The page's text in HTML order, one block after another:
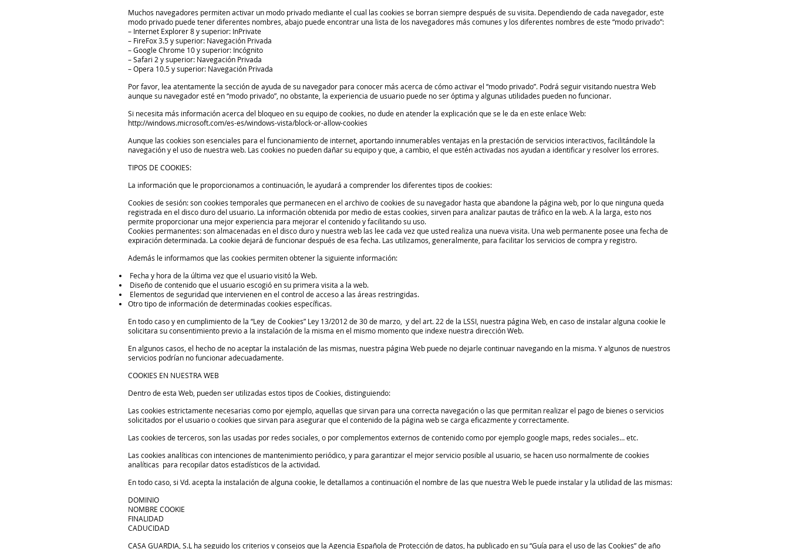
Muchos navegadores permiten activar un modo privado mediante el cual las cookies se borran siempre después de su visita. Dependiendo de cada navegador, este
modo privado puede tener diferentes nombres, abajo puede encontrar una lista de los navegadores más comunes y los diferentes nombres de este “modo privado”:
– Internet Explorer 8 y superior: InPrivate
– FireFox 3.5 y superior: Navegación Privada
– Google Chrome 10 y superior: Incógnito
– Safari 2 y superior: Navegación Privada
– Opera 10.5 y superior: Navegación Privada
Por favor, lea atentamente la sección de ayuda de su navegador para conocer más acerca de cómo activar el “modo privado”. Podrá seguir visitando nuestra Web
aunque su navegador esté en “modo privado”, no obstante, la experiencia de usuario puede no ser óptima y algunas utilidades pueden no funcionar.
Si necesita más información acerca del bloqueo en su equipo de cookies, no dude en atender la explicación que se le da en este enlace Web:
http://windows.microsoft.com/es-es/windows-vista/block-or-allow-cookies
Aunque las cookies son esenciales para el funcionamiento de internet, aportando innumerables ventajas en la prestación de servicios interactivos, facilitándole la
navegación y el uso de nuestra web. Las cookies no pueden dañar su equipo y que, a cambio, el que estén activadas nos ayudan a identificar y resolver los errores.
TIPOS DE COOKIES:
La información que le proporcionamos a continuación, le ayudará a comprender los diferentes tipos de cookies:
Cookies de sesión: son cookies temporales que permanecen en el archivo de cookies de su navegador hasta que abandone la página web, por lo que ninguna queda
registrada en el disco duro del usuario. La información obtenida por medio de estas cookies, sirven para analizar pautas de tráfico en la web. A la larga, esto nos
permite proporcionar una mejor experiencia para mejorar el contenido y facilitando su uso.
Cookies permanentes: son almacenadas en el disco duro y nuestra web las lee cada vez que usted realiza una nueva visita. Una web permanente posee una fecha de
expiración determinada. La cookie dejará de funcionar después de esa fecha. Las utilizamos, generalmente, para facilitar los servicios de compra y registro.
Además le informamos que las cookies permiten obtener la siguiente información:
Fecha y hora de la última vez que el usuario visitó la Web.
Diseño de contenido que el usuario escogió en su primera visita a la web.
Elementos de seguridad que intervienen en el control de acceso a las áreas restringidas.
Otro tipo de información de determinadas cookies específicas.
En todo caso y en cumplimiento de la “Ley de Cookies” Ley 13/2012 de 30 de marzo, y del art. 22 de la LSSI, nuestra página Web, en caso de instalar alguna cookie le
solicitara su consentimiento previo a la instalación de la misma en el mismo momento que indexe nuestra dirección Web.
En algunos casos, el hecho de no aceptar la instalación de las mismas, nuestra página Web puede no dejarle continuar navegando en la misma. Y algunos de nuestros
servicios podrían no funcionar adecuadamente.
COOKIES EN NUESTRA WEB
Dentro de esta Web, pueden ser utilizadas estos tipos de Cookies, distinguiendo:
Las cookies estrictamente necesarias como por ejemplo, aquellas que sirvan para una correcta navegación o las que permitan realizar el pago de bienes o servicios
solicitados por el usuario o cookies que sirvan para asegurar que el contenido de la página web se carga eficazmente y correctamente.
Las cookies de terceros, son las usadas por redes sociales, o por complementos externos de contenido como por ejemplo google maps, redes sociales… etc.
Las cookies analíticas con intenciones de mantenimiento periódico, y para garantizar el mejor servicio posible al usuario, se hacen uso normalmente de cookies
analíticas para recopilar datos estadísticos de la actividad.
En todo caso, si Vd. acepta la instalación de alguna cookie, le detallamos a continuación el nombre de las que nuestra Web le puede instalar y la utilidad de las mismas:
DOMINIO
NOMBRE COOKIE
FINALIDAD
CADUCIDAD
CASA GUARDIA, S.L ha seguido los criterios y consejos que la Agencia Española de Protección de datos, ha publicado en su “Guía para el uso de las Cookies” de año